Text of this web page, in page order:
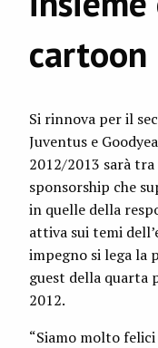
cartoon
Si rinnova per il
Juventus e
2012/2013 sarà
sponsorship che
in quelle della
attiva sui temi
impegno si lega la
guest della quarta
2012.
“Siamo molto